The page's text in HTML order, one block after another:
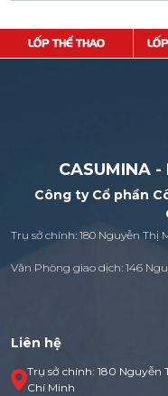
LỐP THỂ THAO
CASUMINA
Công ty Cổ phần
Trụ sở chính: 180 Nguyễn
Văn Phòng giao dịch: 146
Liên hệ
Trụ sở chính: 180 Nguyễn
Chí Minh